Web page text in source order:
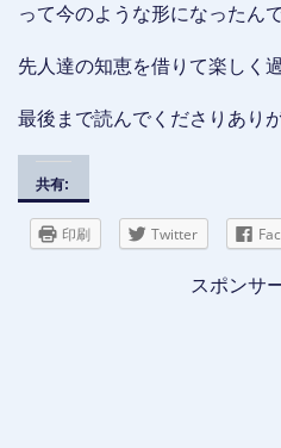
って今のような形になったん
先人達の知恵を借りて楽しく
最後まで読んでくださりあり
共有:
印刷 Twitter
スポンサ